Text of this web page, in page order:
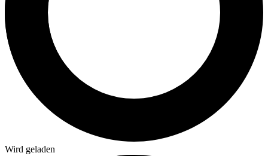
Wird geladen